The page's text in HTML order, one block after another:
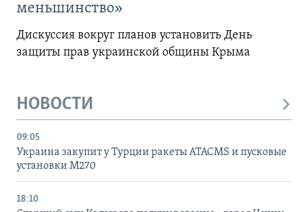
меньшинство»
Дискуссия вокруг планов установить День
защиты прав украинской общины Крыма
НОВОСТИ
09:05
Украина закупит у Турции ракеты ATACMS и пусковые
установки M270
18:10